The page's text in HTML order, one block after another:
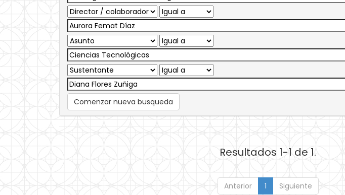
Comenzar nueva busqueda
Resultados 1-1 de 1.
Anterior 1 Siguiente